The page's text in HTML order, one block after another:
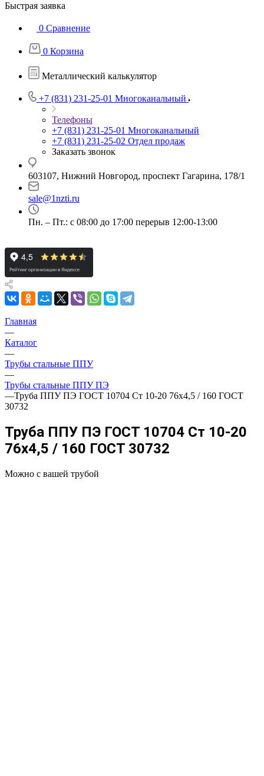
Быстрая заявка
0 Сравнение
0 Корзина
Металлический калькулятор
+7 (831) 231-25-01 Многоканальный
Телефоны
+7 (831) 231-25-01 Многоканальный
+7 (831) 231-25-02 Отдел продаж
Заказать звонок
603107, Нижний Новгород, проспект Гагарина, 178/1
sale@1nzti.ru
Пн. – Пт.: с 08:00 до 17:00 перерыв 12:00-13:00
Главная
—
Каталог
—
Трубы стальные ППУ
—
Трубы стальные ППУ ПЭ
—Труба ППУ ПЭ ГОСТ 10704 Ст 10-20 76x4,5 / 160 ГОСТ
30732
Труба ППУ ПЭ ГОСТ 10704 Ст 10-20
76x4,5 / 160 ГОСТ 30732
Можно с вашей трубой